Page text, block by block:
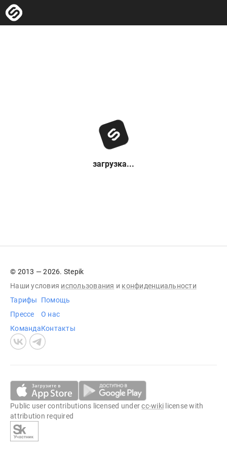
загрузка...
© 2013 — 2026. Stepik
Наши условия использования и конфиденциальности
Тарифы
Прессе
Команда
Помощь
О нас
Контакты
Public user contributions licensed undercc-wiki license with
attribution required